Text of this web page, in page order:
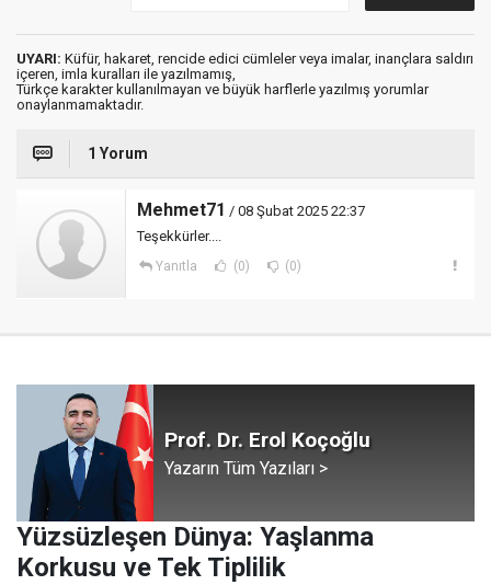
UYARI: Küfür, hakaret, rencide edici cümleler veya imalar, inançlara saldırı
içeren, imla kuralları ile yazılmamış,
Türkçe karakter kullanılmayan ve büyük harflerle yazılmış yorumlar
onaylanmamaktadır.
1 Yorum
Mehmet71 / 08 Şubat 2025 22:37
Teşekkürler....
Yanıtla (0) (0)
Prof. Dr. Erol Koçoğlu
Yazarın Tüm Yazıları >
Yüzsüzleşen Dünya: Yaşlanma
Korkusu ve Tek Tiplilik